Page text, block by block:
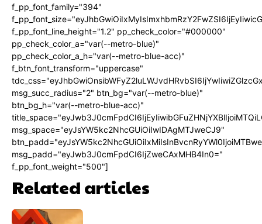
f_pp_font_family="394"
f_pp_font_line_height="1.2" pp_check_color="#000000"
pp_check_color_a="var(--metro-blue)"
pp_check_color_a_h="var(--metro-blue-acc)"
f_btn_font_transform="uppercase"
msg_succ_radius="2" btn_bg="var(--metro-blue)"
btn_bg_h="var(--metro-blue-acc)"
msg_space="eyJsYW5kc2NhcGUiOiIwIDAgMTJweCJ9"
msg_padd="eyJwb3J0cmFpdCI6IjZweCAxMHB4In0="
f_pp_font_weight="500"]
Related articles